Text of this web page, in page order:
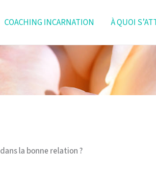
COACHING INCARNATION À QUOI
la bonne relation ?